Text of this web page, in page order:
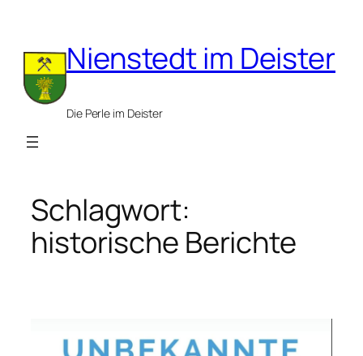
springenNienstedt im Deister
Die Perle im Deister
Schlagwort:
historische Berichte